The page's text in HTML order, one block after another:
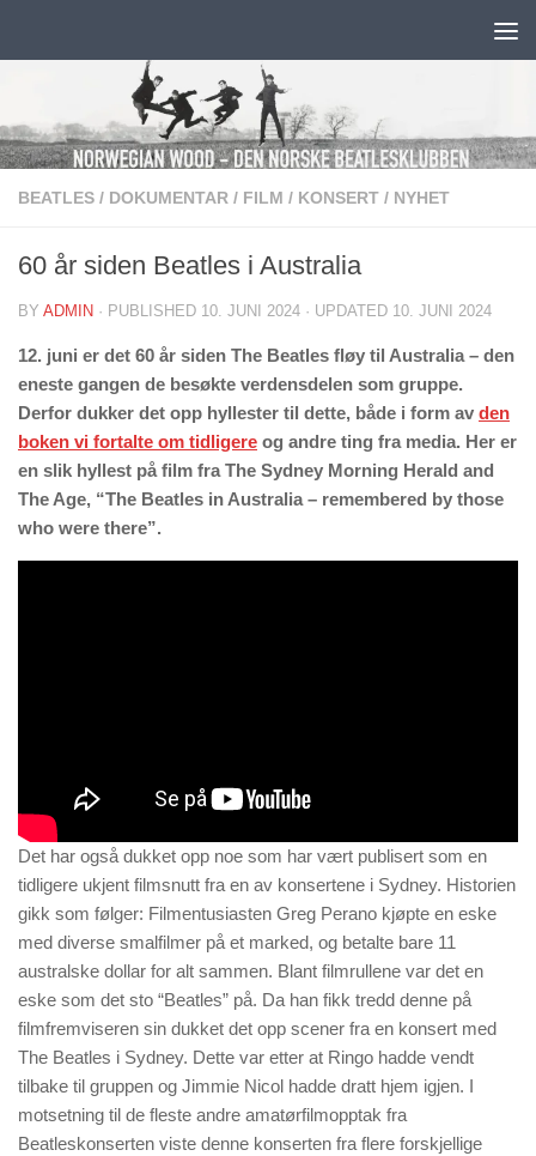
BEATLES / DOKUMENTAR / FILM / KONSERT / NYHET
60 år siden Beatles i Australia
BY ADMIN · PUBLISHED 10. JUNI 2024 · UPDATED 10. JUNI 2024
12. juni er det 60 år siden The Beatles fløy til Australia – den
eneste gangen de besøkte verdensdelen som gruppe.
Derfor dukker det opp hyllester til dette, både i form av den
boken vi fortalte om tidligere og andre ting fra media. Her er
en slik hyllest på film fra The Sydney Morning Herald and
The Age, “The Beatles in Australia – remembered by those
who were there”.
Det har også dukket opp noe som har vært publisert som en
tidligere ukjent filmsnutt fra en av konsertene i Sydney. Historien
gikk som følger: Filmentusiasten Greg Perano kjøpte en eske
med diverse smalfilmer på et marked, og betalte bare 11
australske dollar for alt sammen. Blant filmrullene var det en
eske som det sto “Beatles” på. Da han fikk tredd denne på
filmfremviseren sin dukket det opp scener fra en konsert med
The Beatles i Sydney. Dette var etter at Ringo hadde vendt
tilbake til gruppen og Jimmie Nicol hadde dratt hjem igjen. I
motsetning til de fleste andre amatørfilmopptak fra
Beatleskonserten viste denne konserten fra flere forskjellige